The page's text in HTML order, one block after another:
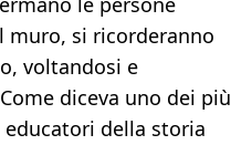
si ricorderanno
voltandosi e
diceva uno dei più
della storia